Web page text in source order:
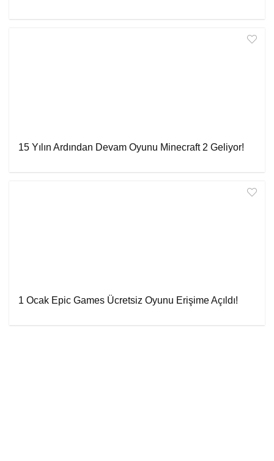
15 Yılın Ardından Devam Oyunu Minecraft 2 Geliyor!
1 Ocak Epic Games Ücretsiz Oyunu Erişime Açıldı!